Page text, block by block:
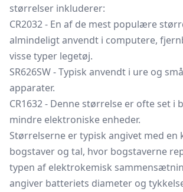
størrelser inkluderer:
CR2032 - En af de mest populære
almindeligt anvendt i computere,
visse typer legetøj.
SR626SW - Typisk anvendt i ure og
apparater.
CR1632 - Denne størrelse er ofte set i
mindre elektroniske enheder.
Størrelserne er typisk angivet med en
bogstaver og tal, hvor bogstaverne
typen af elektrokemisk
angiver batteriets diameter og